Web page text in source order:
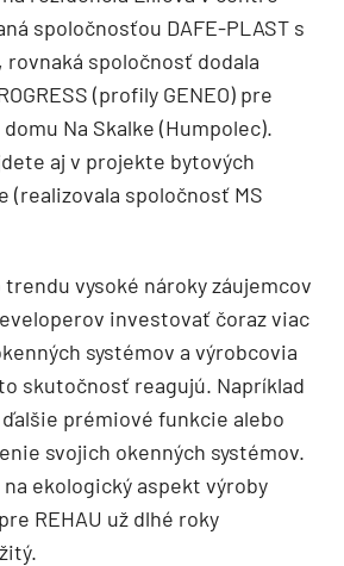
spoločnosťou DAFE-PLAST s
rovnaká spoločnosť dodala
(profily GENEO) pre
Na Skalke (Humpolec).
aj v projekte bytových
(realizovala spoločnosť MS
vysoké nároky záujemcov
investovať čoraz viac
systémov a výrobcovia
skutočnosť reagujú. Napríklad
prémiové funkcie alebo
svojich okenných systémov.
ekologický aspekt výroby
REHAU už dlhé roky